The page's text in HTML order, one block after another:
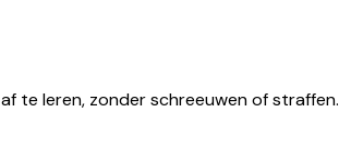
te leren, zonder schreeuwen of straffen.